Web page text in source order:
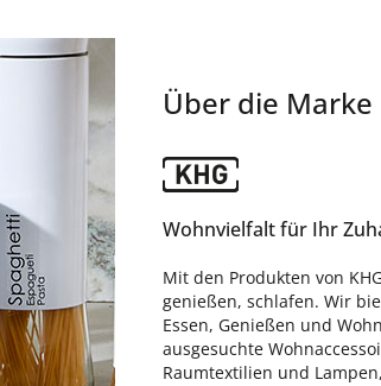
Über die Marke
Wohnvielfalt für Ihr
Mit den Produkten von
genießen, schlafen. Wir
Essen, Genießen und
ausgesuchte
Raumtextilien und